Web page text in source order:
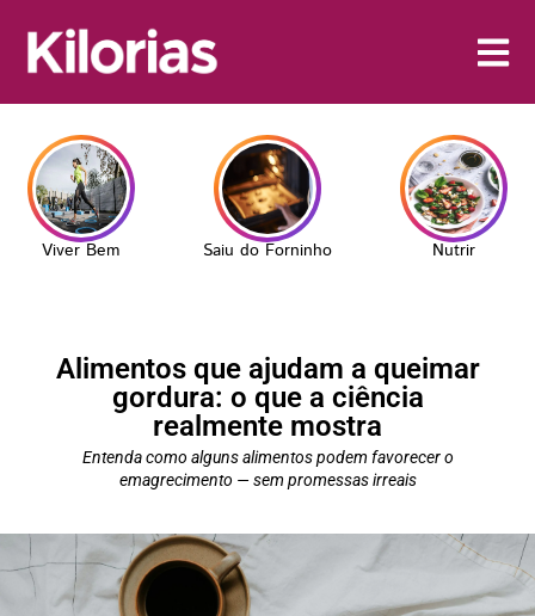
Viver Bem Saiu do Forninho Nutrir
Alimentos que ajudam a queimar
gordura: o que a ciência
realmente mostra
Entenda como alguns alimentos podem favorecer o
emagrecimento — sem promessas irreais